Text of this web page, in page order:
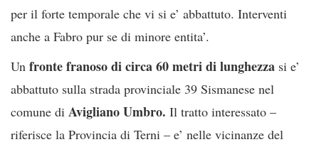
per il forte temporale che vi si e’ abbattuto. Interventi
anche a Fabro pur se di minore entita’.
Un fronte franoso di circa 60 metri di lunghezza si e’
abbattuto sulla strada provinciale 39 Sismanese nel
comune di Avigliano Umbro. Il tratto interessato –
riferisce la Provincia di Terni – e’ nelle vicinanze del